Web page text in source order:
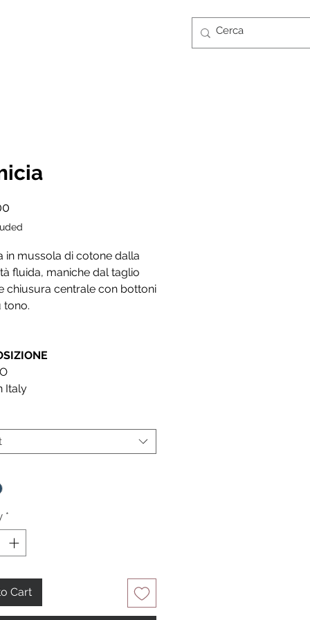
in mussola di cotone dalla
fluida, maniche dal taglio
chiusura centrale con bottoni
tono.
Italy
*
Cart